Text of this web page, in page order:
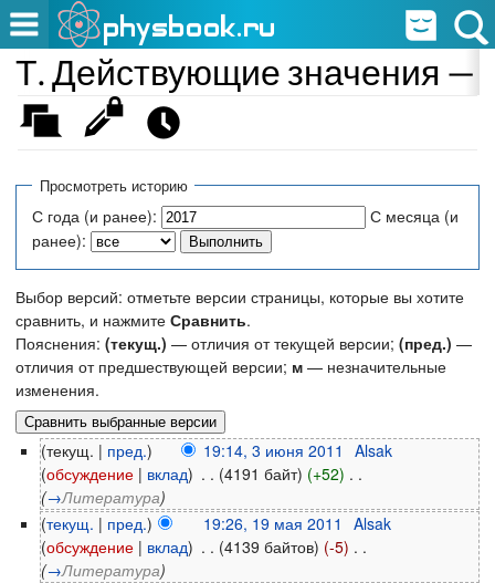
Т. Действующие значения —
Просмотреть историю
С года (и ранее):
С месяца (и
ранее):
Выбор версий: отметьте версии страницы, которые вы хотите
сравнить, и нажмите Сравнить.
Пояснения: (текущ.) — отличия от текущей версии; (пред.) —
отличия от предшествующей версии; м — незначительные
изменения.
(текущ. | пред.) 19:14, 3 июня 2011
Alsak
(обсуждение | вклад) . . (4191 байт) (+52) . .
(→Литература)
(текущ. | пред.) 19:26, 19 мая 2011
Alsak
(обсуждение | вклад) . . (4139 байтов) (-5) . .
(→Литература)